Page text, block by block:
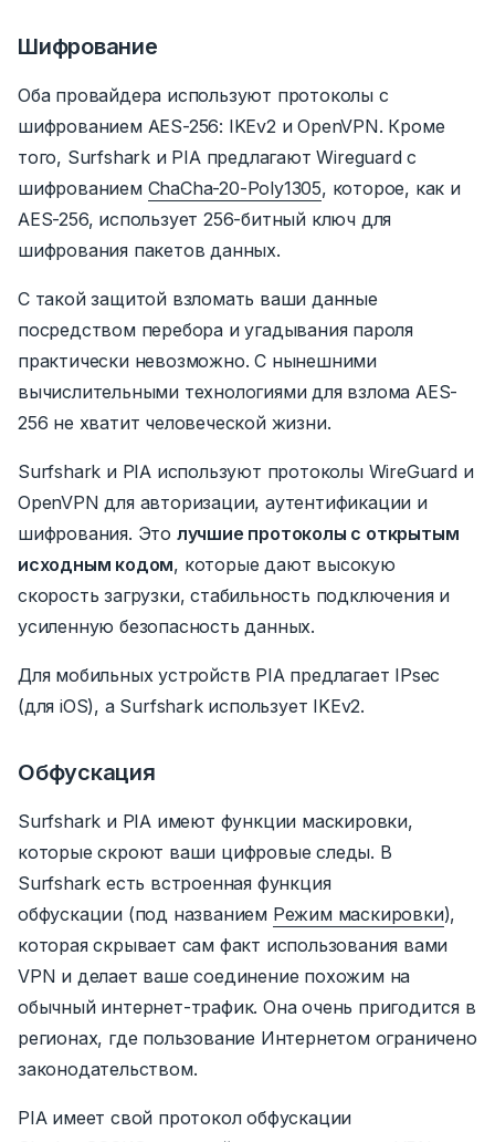
Шифрование
Оба провайдера используют протоколы с
шифрованием AES-256: IKEv2 и OpenVPN. Кроме
того, Surfshark и PIA предлагают Wireguard с
шифрованием ChaCha-20-Poly1305, которое, как и
AES-256, использует 256-битный ключ для
шифрования пакетов данных.
С такой защитой взломать ваши данные
посредством перебора и угадывания пароля
практически невозможно. С нынешними
вычислительными технологиями для взлома AES-
256 не хватит человеческой жизни.
Surfshark и PIA используют протоколы WireGuard и
OpenVPN для авторизации, аутентификации и
шифрования. Это лучшие протоколы с открытым
исходным кодом, которые дают высокую
скорость загрузки, стабильность подключения и
усиленную безопасность данных.
Для мобильных устройств PIA предлагает IPsec
(для iOS), а Surfshark использует IKEv2.
Обфускация
Surfshark и PIA имеют функции маскировки,
которые скроют ваши цифровые следы. В
Surfshark есть встроенная функция
обфускации (под названием Режим маскировки),
которая скрывает сам факт использования вами
VPN и делает ваше соединение похожим на
обычный интернет-трафик. Она очень пригодится в
регионах, где пользование Интернетом ограничено
законодательством.
PIA имеет свой протокол обфускации